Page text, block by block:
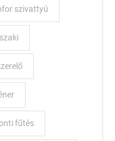
szivattyú
fűtés